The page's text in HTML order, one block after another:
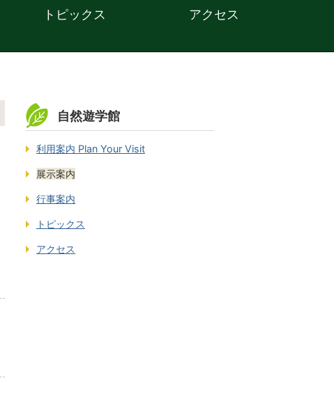
トピックス アクセス
自然遊学館
利用案内 Plan Your Visit
展示案内
行事案内
トピックス
アクセス